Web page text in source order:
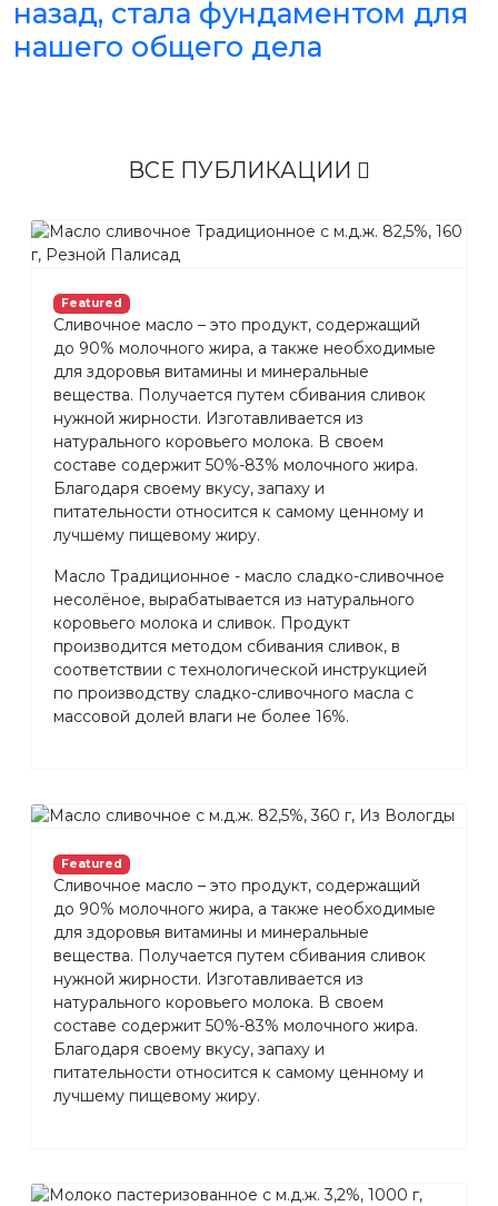
назад, стала фундаментом для
нашего общего дела
ВСЕ ПУБЛИКАЦИИ
Featured
Сливочное масло – это продукт, содержащий
до 90% молочного жира, а также необходимые
для здоровья витамины и минеральные
вещества. Получается путем сбивания сливок
нужной жирности. Изготавливается из
натурального коровьего молока. В своем
составе содержит 50%-83% молочного жира.
Благодаря своему вкусу, запаху и
питательности относится к самому ценному и
лучшему пищевому жиру.
Масло Традиционное - масло сладко-сливочное
несолёное, вырабатывается из натурального
коровьего молока и сливок. Продукт
производится методом сбивания сливок, в
соответствии с технологической инструкцией
по производству сладко-сливочного масла с
массовой долей влаги не более 16%.
Featured
Сливочное масло – это продукт, содержащий
до 90% молочного жира, а также необходимые
для здоровья витамины и минеральные
вещества. Получается путем сбивания сливок
нужной жирности. Изготавливается из
натурального коровьего молока. В своем
составе содержит 50%-83% молочного жира.
Благодаря своему вкусу, запаху и
питательности относится к самому ценному и
лучшему пищевому жиру.